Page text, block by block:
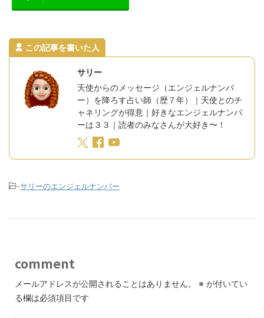
この記事を書いた人
サリー
天使からのメッセージ（エンジェルナンバ
ー）を降ろす占い師（歴７年）｜天使とのチ
ャネリングが得意｜好きなエンジェルナンバ
ーは３３｜読者のみなさんが大好き〜！
-サリーのエンジェルナンバー
comment
メールアドレスが公開されることはありません。 ※ が付いてい
る欄は必須項目です